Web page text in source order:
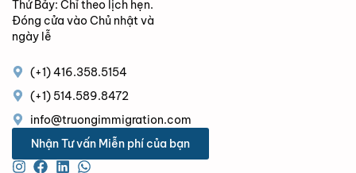
Thứ Bảy: Chỉ theo lịch hẹn.
Đóng cửa vào Chủ nhật và
ngày lễ
(+1) 416.358.5154
(+1) 514.589.8472
info@truongimmigration.com
Nhận Tư vấn Miễn phí của bạn